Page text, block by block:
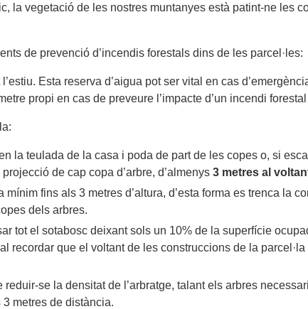
la vegetació de les nostres muntanyes està patint-ne les
de prevenció d’incendis forestals dins de les parcel·les:
Esta reserva d’aigua pot ser vital en cas
propi en cas de preveure l’impacte d’un incendi
la teulada de la casa i poda de part de les copes o, si
de cap copa d’arbre, d’almenys3 metres al
fins als 3 metres d’altura, d’esta forma es trenca la
dels arbres.
tot el sotabosc deixant sols un 10% de la superfície
recordar que el voltant de les construccions de la
se la densitat de l’arbratge, talant els arbres
metres de distància.